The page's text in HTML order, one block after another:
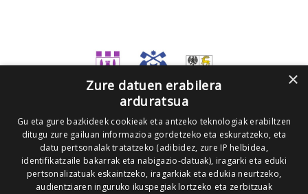
×
Zure datuen erabilera
arduratsua
Gu eta gure bazkideek cookieak eta antzeko teknologiak erabiltzen
ditugu zure gailuan informazioa gordetzeko eta eskuratzeko, eta
datu pertsonalak tratatzeko (adibidez, zure IP helbidea,
identifikatzaile bakarrak eta nabigazio-datuak), iragarki eta eduki
pertsonalizatuak eskaintzeko, iragarkiak eta edukia neurtzeko,
audientziaren inguruko ikuspegiak lortzeko eta zerbitzuak